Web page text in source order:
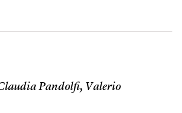
Pandolfi, Valerio